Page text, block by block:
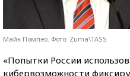
Майк Помпео. Фото: Zuma\TASS
«Попытки России
кибервозможности